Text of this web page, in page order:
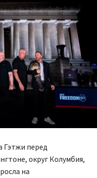
Гэтжи перед
округ Колумбия,
на